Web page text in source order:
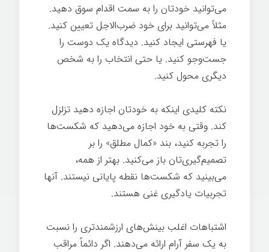
می‌توانید خودتان را به سمت اقدام سوق دهید.
مثلاً می‌توانید برای خود ضرب‌الاجل تعیین کنید.
یا فهرستی ایجاد کنید. دیدگاه یک دوست را
جست‌وجو کنید. یا حتی انتخاب را به شخص
دیگری محول کنید.
نکته کلیدی اینکه به خودتان اجازه دهید تزلزل
کند. وقتی به خود اجازه می‌دهید که شکست‌ها
را تجربه کنيد، بند «کمال مطلق» را بر
تصمیم‌گیری‌تان باز می‌کنید. بهتر از همه،
می‌بینید که شکست‌ها نقطه پایانی نیستند. آنها
تجربیات یادگیری غنی هستند.
اشتباهات اغلب بینش‌های ارزشمندتری را نسبت
به یک سفر آرام ارائه می‌دهند. اگر دائماً مراقب